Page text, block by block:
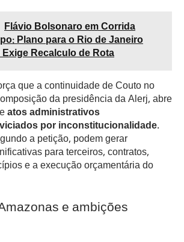
Flávio Bolsonaro em Corrida
Plano para o Rio de Janeiro
Recalculo de Rota
que a continuidade de Couto no
da presidência da Alerj, abre
atos administrativos
por inconstitucionalidade.
a petição, podem gerar
para terceiros, contratos,
e a execução orçamentária do
e ambições